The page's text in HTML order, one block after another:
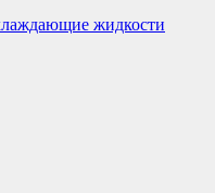
жидкости